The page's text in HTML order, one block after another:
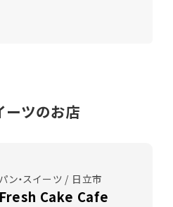
ーツのお店
パン・スイーツ / 日立市
Fresh Cake Cafe